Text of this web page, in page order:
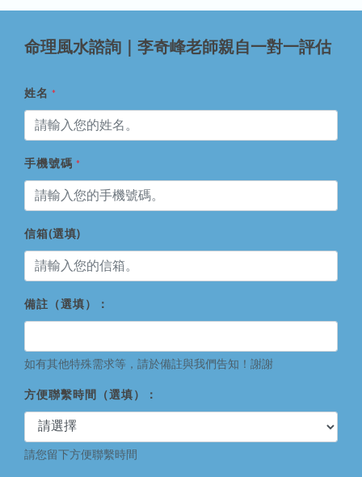
命理風水諮詢｜李奇峰老師親自一對一評估
姓名 *
手機號碼 *
信箱(選填)
備註（選填）：
如有其他特殊需求等，請於備註與我們告知！謝謝
方便聯繫時間（選填）：
請您留下方便聯繫時間